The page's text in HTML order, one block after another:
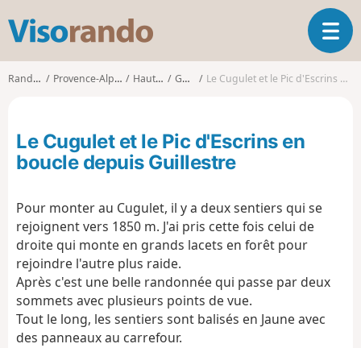
s
o
d
o
O
u
i
Randonnées Provence-Alpes-Côte d'Azur Hautes-Alpes Guillestre Le Cugulet et le Pic d'Escrins en boucle depuis Guillestre
Le Cugulet et le Pic d'Escrins en
boucle depuis Guillestre
Pour monter au Cugulet, il y a deux sentiers qui se
rejoignent vers 1850 m. J'ai pris cette fois celui de
droite qui monte en grands lacets en forêt pour
rejoindre l'autre plus raide.
Après c'est une belle randonnée qui passe par deux
sommets avec plusieurs points de vue.
Tout le long, les sentiers sont balisés en Jaune avec
des panneaux au carrefour.